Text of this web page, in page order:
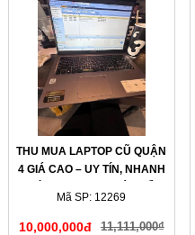
THU MUA LAPTOP CŨ QUẬN
4 GIÁ CAO – UY TÍN, NHANH
TAY
Mã SP: 12269
10,000,000đ 11,111,000₫